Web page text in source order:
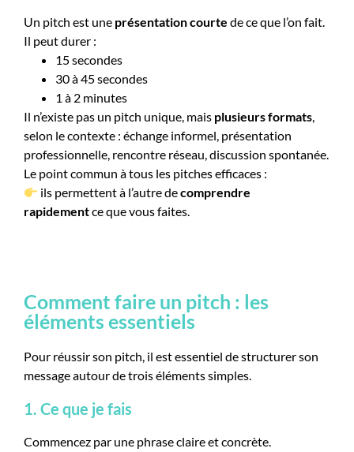
Un pitch est une présentation courte de ce que l’on fait.
Il peut durer :
15 secondes
30 à 45 secondes
1 à 2 minutes
Il n’existe pas un pitch unique, mais plusieurs formats,
selon le contexte : échange informel, présentation
professionnelle, rencontre réseau, discussion spontanée.
Le point commun à tous les pitches efficaces :
ils permettent à l’autre decomprendre
rapidementce que vous faites.
Comment faire un pitch : les
éléments essentiels
Pour réussir son pitch, il est essentiel de structurer son
message autour de trois éléments simples.
1. Ce que je fais
Commencez par une phrase claire et concrète.